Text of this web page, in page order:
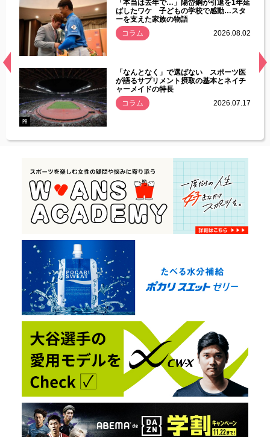
常
「本当は去年で…」陽岱鋼が引退を1年延
ばしたワケ 子どもの学校で感動…スタ
ーを支えた家族の物語
コラム
2026.08.02
PR
「なんとなく」で選ばない スポーツ医
が語るサプリメント摂取の基本とネイチ
ャーメイドの特長
コラム
2026.07.17